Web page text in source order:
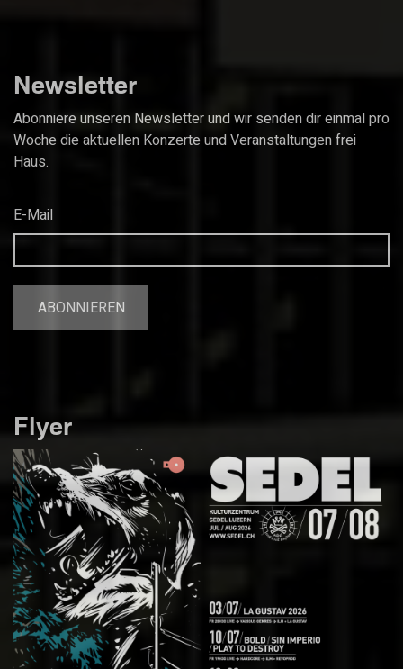
Newsletter
Abonniere unseren Newsletter und wir senden dir einmal pro
Woche die aktuellen Konzerte und Veranstaltungen frei
Haus.
E-Mail
Flyer